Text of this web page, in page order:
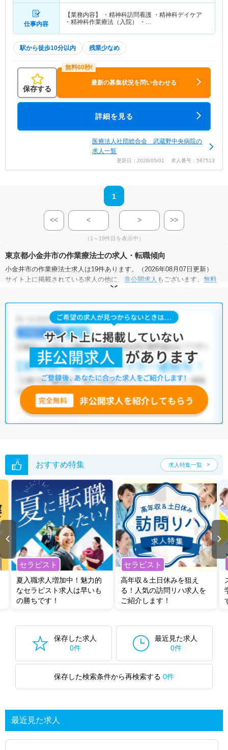
仕事内容
【業務内容】 ・精神科訪問看護 ・精神科デイケア
・精神科作業療法（入院） ・…
駅から徒歩10分以内 残業少なめ
保存する
最新の募集状況を問い合わせる
詳細を見る
医療法人社団総合会 武蔵野中央病院の
求人一覧
更新日：2026/05/01 求人番号：587513
1
<< < > >>
（1～19件目を表示中）
東京都小金井市の作業療法士の求人・転職傾向
小金井市の作業療法士求人は19件あります。（2026年08月07日更新）
サイト上に掲載されている求人の他に、 非公開求人 もございます。 無料
にお申し込みいただくと、全求人からご希望条件に合
小金井市の作業療法士求人では以下のような条件が人気です。
土日祝休・積極採用中・ 新卒OK ・ 正社員(正職員)
クリニック・介護福祉施設・訪問リハビリ(在宅医療)
他の条件でも人気の求人がございますので、「こだわり条件」から検索
いただくか、お気軽にお問い合わせください。
全国の作業療法士求人から検索いただくことも可能です。
無料転職支援サービス
にお申し込みいただくと、ご希望条件をヒアリン
グした上で求人をご提案いたします。
ご希望条件がまだ定まっていない方は人気の希望条件をピックアップし
おすすめ特集 求人特集一覧
セラピスト
夏入職求人増加中！魅力的
なセラピスト求人は早いも
の勝ちです！
セラピスト
高年収＆土日休みを狙え
る！人気の訪問リハ求人を
ご紹介します！
保存した求人
0件
最近見た求人
0件
保存した検索条件から再検索する 0件
最近見た求人